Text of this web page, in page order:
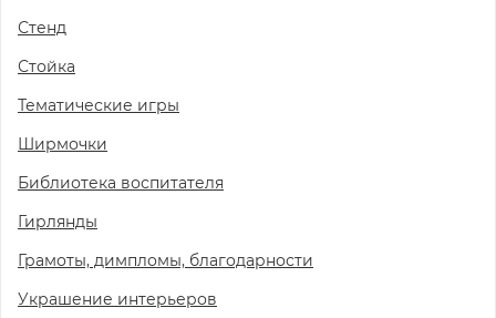
Стенд
Стойка
Тематические игры
Ширмочки
Библиотека воспитателя
Гирлянды
Грамоты, димпломы, благодарности
Украшение интерьеров